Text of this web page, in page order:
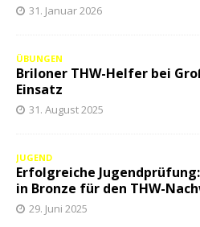
31. Januar 2026
ÜBUNGEN
Briloner THW-Helfer bei
Einsatz
31. August 2025
JUGEND
Erfolgreiche
in Bronze für den THW-
29. Juni 2025